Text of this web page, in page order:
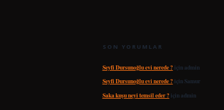
SON YORUMLAR
Seyfi Dursunoğlu evi nerede ?içinadmin
Seyfi Dursunoğlu evi nerede ?içinSamur
Saka kuşu neyi temsil eder ?içinadmin